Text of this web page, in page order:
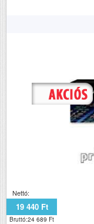
Nettó:
19 440 Ft
Bruttó:24 689 Ft